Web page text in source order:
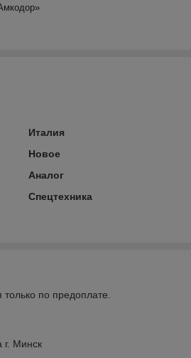
Италия
Новое
Аналог
Спецтехника
по предоплате.
г. Минск